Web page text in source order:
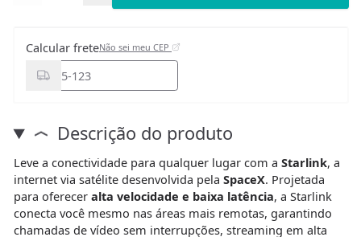
Calcular freteNão sei meu CEP
Descrição do produto
Leve a conectividade para qualquer lugar com a Starlink, a
internet via satélite desenvolvida pela SpaceX. Projetada
para ofereceralta velocidade e baixa latência, a Starlink
conecta você mesmo nas áreas mais remotas, garantindo
chamadas de vídeo sem interrupções, streaming em alta